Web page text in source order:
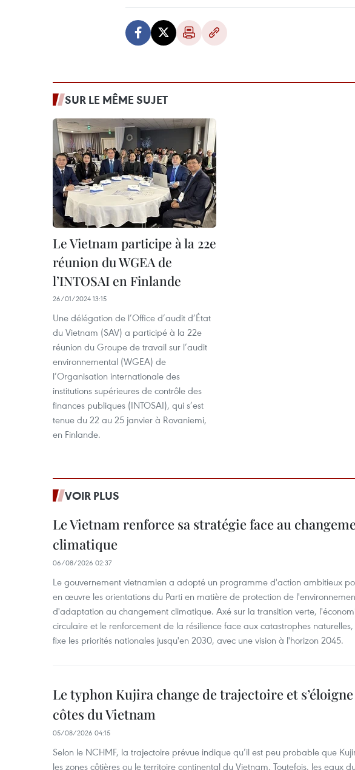
SUR LE MÊME SUJET
Le Vietnam participe à la 22e
réunion du WGEA de
l’INTOSAI en Finlande
26/01/2024 13:15
Une délégation de l’Office d’audit d’État
du Vietnam (SAV) a participé à la 22e
réunion du Groupe de travail sur l’audit
environnemental (WGEA) de
l’Organisation internationale des
institutions supérieures de contrôle des
finances publiques (INTOSAI), qui s’est
tenue du 22 au 25 janvier à Rovaniemi,
en Finlande.
VOIR PLUS
Le Vietnam renforce sa stratégie face au
climatique
06/08/2026 02:37
Le gouvernement vietnamien a adopté un programme d'action ambitieux
en œuvre les orientations du Parti en matière de protection de
d'adaptation au changement climatique. Axé sur la transition verte,
circulaire et le renforcement de la résilience face aux catastrophes
fixe les priorités nationales jusqu'en 2030, avec une vision à l'horizon 2045.
Le typhon Kujira change de trajectoire et s’éloigne
côtes du Vietnam
05/08/2026 04:15
Selon le NCHMF, la trajectoire prévue indique qu’il est peu probable que
les zones côtières ou le territoire continental du Vietnam. Toutefois, les eaux